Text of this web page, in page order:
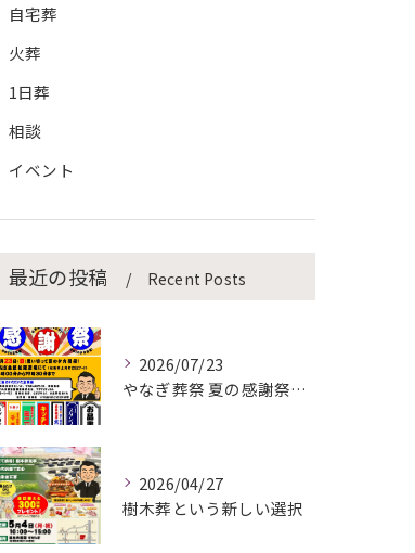
自宅葬
火葬
1日葬
相談
イベント
最近の投稿 Recent Posts
2026/07/23
やなぎ葬祭 夏の感謝祭を開催します！
2026/04/27
樹木葬という新しい選択